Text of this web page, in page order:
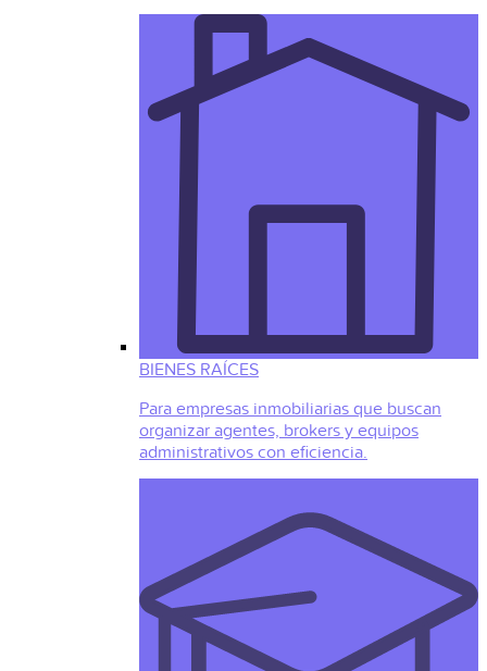
BIENES RAÍCES
Para empresas inmobiliarias que buscan
organizar agentes, brokers y equipos
administrativos con eficiencia.